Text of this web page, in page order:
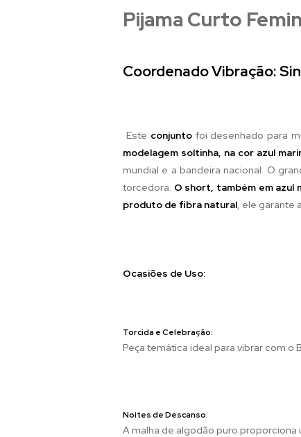
Pijama Curto
Coordenado Vibração:
Este conjuntofoi desenhado para
modelagem soltinha, na cor azul
mundial e a bandeira nacional. O
torcedora. O short, também em azul
produto de fibra natural, ele garante
Ocasiões de Uso:
Torcida e Celebração:
Peça temática ideal para vibrar com
Noites de Descanso:
A malha de algodão puro